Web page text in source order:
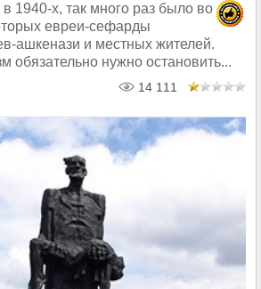
1940-х, так много раз было во
евреи-сефарды
ашкенази и местных жителей.
обязательно нужно остановить...
14 111